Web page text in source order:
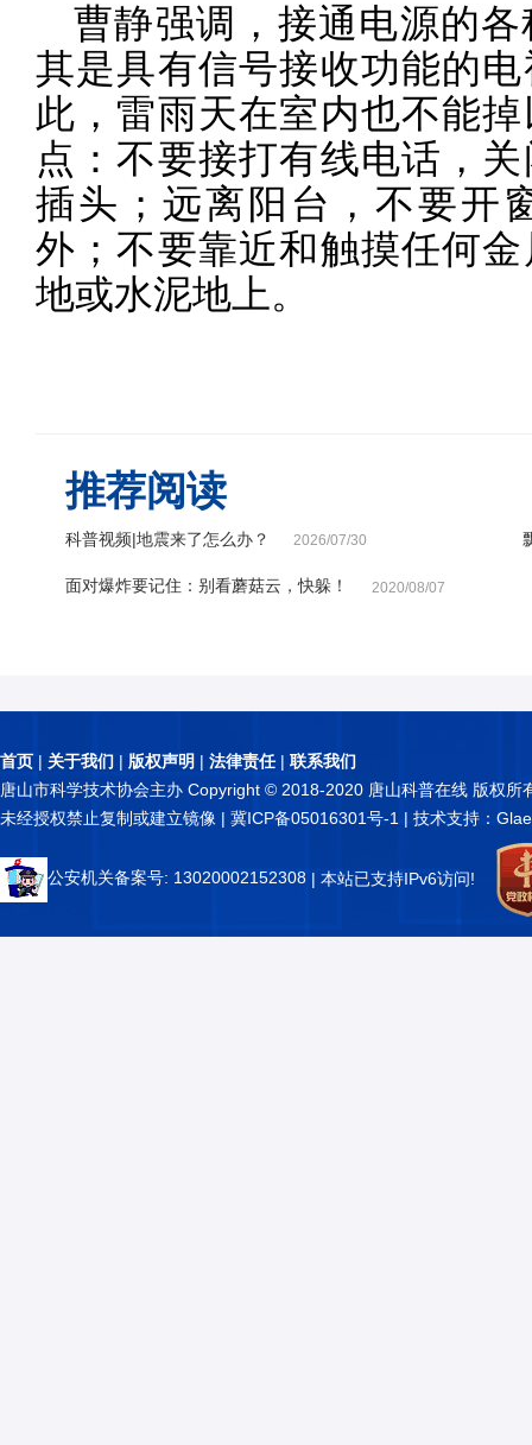
曹静强调，接通电源的
其是具有信号接收功能的
此，雷雨天在室内也不能
点：不要接打有线电话，
插头；远离阳台，不要开
外；不要靠近和触摸任何
地或水泥地上。
推荐阅读
科普视频|地震来了怎么办？ 2026/07/30
面对爆炸要记住：别看蘑菇云，快躲！ 2020/08/07
首页 | 关于我们 | 版权声明 | 法律责任| 联系我们
唐山市科学技术协会主办 Copyright © 2018-2020 唐山科普在线 版权所
未经授权禁止复制或建立镜像 | 冀ICP备05016301号-1 | 技术支持：
公安机关备案号: 13020002152308 | 本站已支持IPv6访问!